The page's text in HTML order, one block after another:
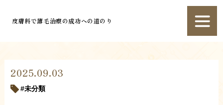
皮膚科で薄毛治療の成功への道のり
2025.09.03
未分類